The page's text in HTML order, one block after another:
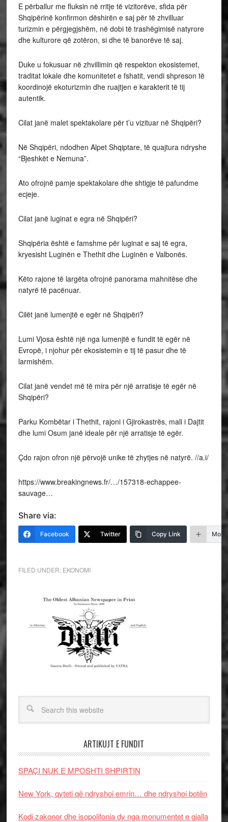
E përballur me fluksin në rritje të vizitorëve, sfida për
Shqipërinë konfirmon dëshirën e saj për të zhvilluar
turizmin e përgjegjshëm, në dobi të trashëgimisë natyrore
dhe kulturore që zotëron, si dhe të banorëve të saj.
Duke u fokusuar në zhvillimin që respekton ekosistemet,
traditat lokale dhe komunitetet e fshatit, vendi shpreson të
koordinojë ekoturizmin dhe ruajtjen e karakterit të tij
autentik.
Cilat janë malet spektakolare për t’u vizituar në Shqipëri?
Në Shqipëri, ndodhen Alpet Shqiptare, të quajtura ndryshe
“Bjeshkët e Nemuna”.
Ato ofrojnë pamje spektakolare dhe shtigje të pafundme
ecjeje.
Cilat janë luginat e egra në Shqipëri?
Shqipëria është e famshme për luginat e saj të egra,
kryesisht Luginën e Thethit dhe Luginën e Valbonës.
Këto rajone të largëta ofrojnë panorama mahnitëse dhe
natyrë të pacënuar.
Cilët janë lumenjtë e egër në Shqipëri?
Lumi Vjosa është një nga lumenjtë e fundit të egër në
Evropë, i njohur për ekosistemin e tij të pasur dhe të
larmishëm.
Cilat janë vendet më të mira për një arratisje të egër në
Shqipëri?
Parku Kombëtar i Thethit, rajoni i Gjirokastrës, mali i Dajtit
dhe lumi Osum janë ideale për një arratisje të egër.
Çdo rajon ofron një përvojë unike të zhytjes në natyrë. //a.i/
https://www.breakingnews.fr/…/157318-echappee-
sauvage…
Share via:
Facebook Twitter Copy Link More
FILED UNDER: EKONOMI
ARTIKUJT E FUNDIT
SPAÇI NUK E MPOSHTI SHPIRTIN
New York, qyteti që ndryshoi emrin… dhe ndryshoi botën
Kodi zakonor dhe isopolifonia dy nga monumentet e gjalla